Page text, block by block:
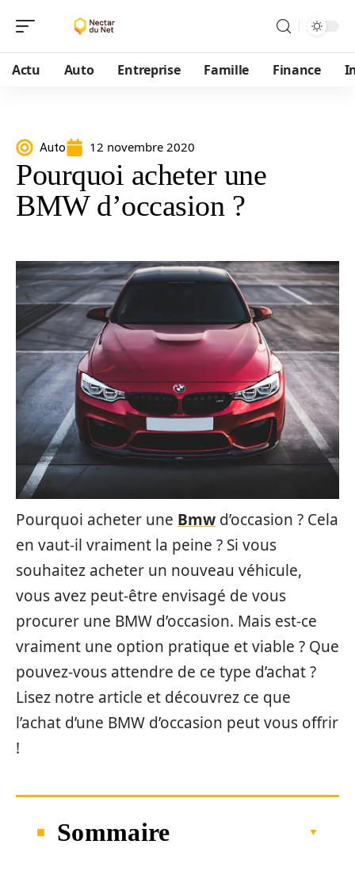
Actu Auto Entreprise Famille Finance
Auto 12 novembre 2020
Pourquoi acheter une
BMW d’occasion ?
Pourquoi acheter une Bmw d’occasion ? Cela
en vaut-il vraiment la peine ? Si vous
souhaitez acheter un nouveau véhicule,
vous avez peut-être envisagé de vous
procurer une BMW d’occasion. Mais est-ce
vraiment une option pratique et viable ? Que
pouvez-vous attendre de ce type d’achat ?
Lisez notre article et découvrez ce que
l’achat d’une BMW d’occasion peut vous offrir
!
Sommaire